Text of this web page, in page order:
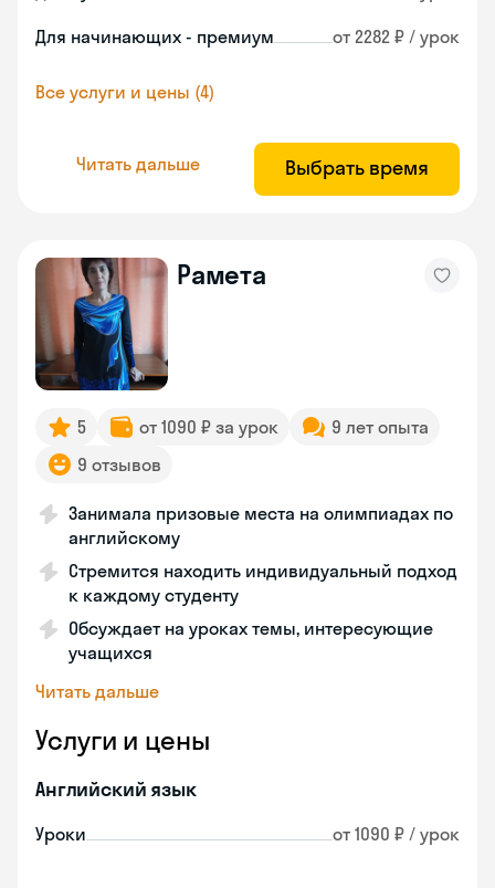
Для начинающих - премиум от 2282 ₽ / урок
Все услуги и цены (4)
Читать дальше Выбрать время
Рамета
5 от 1090 ₽ за урок
9 лет опыта
9 отзывов
Занимала призовые места на олимпиадах по
английскому
Стремится находить индивидуальный подход
к каждому студенту
Обсуждает на уроках темы, интересующие
учащихся
Читать дальше
Услуги и цены
Английский язык
Уроки от 1090 ₽ / урок